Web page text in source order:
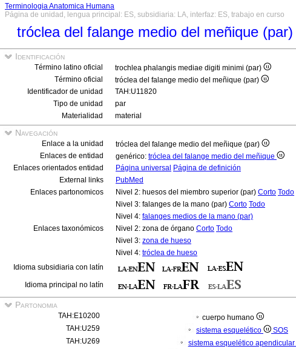
Terminologia Anatomica Humana
Página de unidad, lengua principal: ES, subsidiaria: LA, interfaz: ES, trabajo en curso
tróclea del falange medio del meñique (par)
Identificación
Término latino oficial
trochlea phalangis mediae digiti minimi (par)
Término oficial
tróclea del falange medio del meñique (par)
Identificador de unidad
TAH:U11820
Tipo de unidad
par
Materialidad
material
Navegación
Enlace a la unidad
tróclea del falange medio del meñique (par)
Enlaces de entidad
genérico: tróclea del falange medio del meñique
Enlaces orientados entidad
Página universal Página de definición
External links
PubMed
Enlaces partonomicos
Nivel 2: huesos del miembro superior (par) Corto Todo
Nivel 3: falanges de la mano (par) Corto Todo
Nivel 4: falanges medios de la mano (par)
Enlaces taxonómicos
Nivel 2: zona de órgano Corto Todo
Nivel 3: zona de hueso
Nivel 4: tróclea de hueso
Idioma subsidiaria con latín
Idioma principal no latín
Partonomia
TAH:E10200
cuerpo humano
TAH:U259
sistema esquelético
SOS
TAH:U269
sistema esquelético apendicular